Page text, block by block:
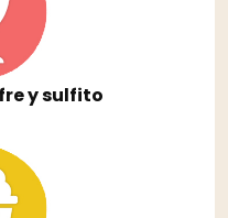
y sulfito